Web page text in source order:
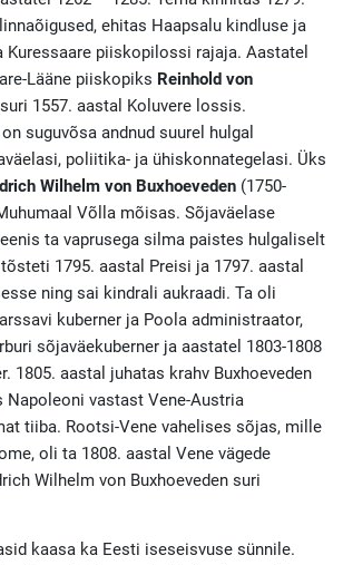
ehitas Haapsalu kindluse ja
Kuressaare piiskopilossi rajaja. Aastatel
Lääne piiskopiks Reinhold von
1557. aastal Koluvere lossis.
suguvõsa andnud suurel hulgal
poliitika- ja ühiskonnategelasi. Üks
Wilhelm von Buxhoeveden (1750-
Võlla mõisas. Sõjaväelase
ta vaprusega silma paistes hulgaliselt
1795. aastal Preisi ja 1797. aastal
ning sai kindrali aukraadi. Ta oli
kuberner ja Poola administraator,
sõjaväekuberner ja aastatel 1803-1808
1805. aastal juhatas krahv Buxhoeveden
Napoleoni vastast Vene-Austria
tiiba. Rootsi-Vene vahelises sõjas, mille
oli ta 1808. aastal Vene vägede
Wilhelm von Buxhoeveden suri
kaasa ka Eesti iseseisvuse sünnile.